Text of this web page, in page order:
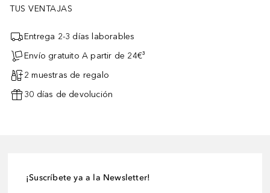
TUS VENTAJAS
Entrega 2-3 días laborables
Envío gratuito A partir de 24€³
2 muestras de regalo
30 días de devolución
¡Suscríbete ya a la Newsletter!